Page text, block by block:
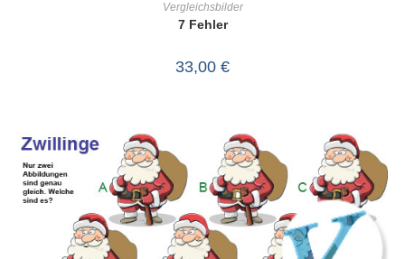
Vergleichsbilder
7 Fehler
33,00 €